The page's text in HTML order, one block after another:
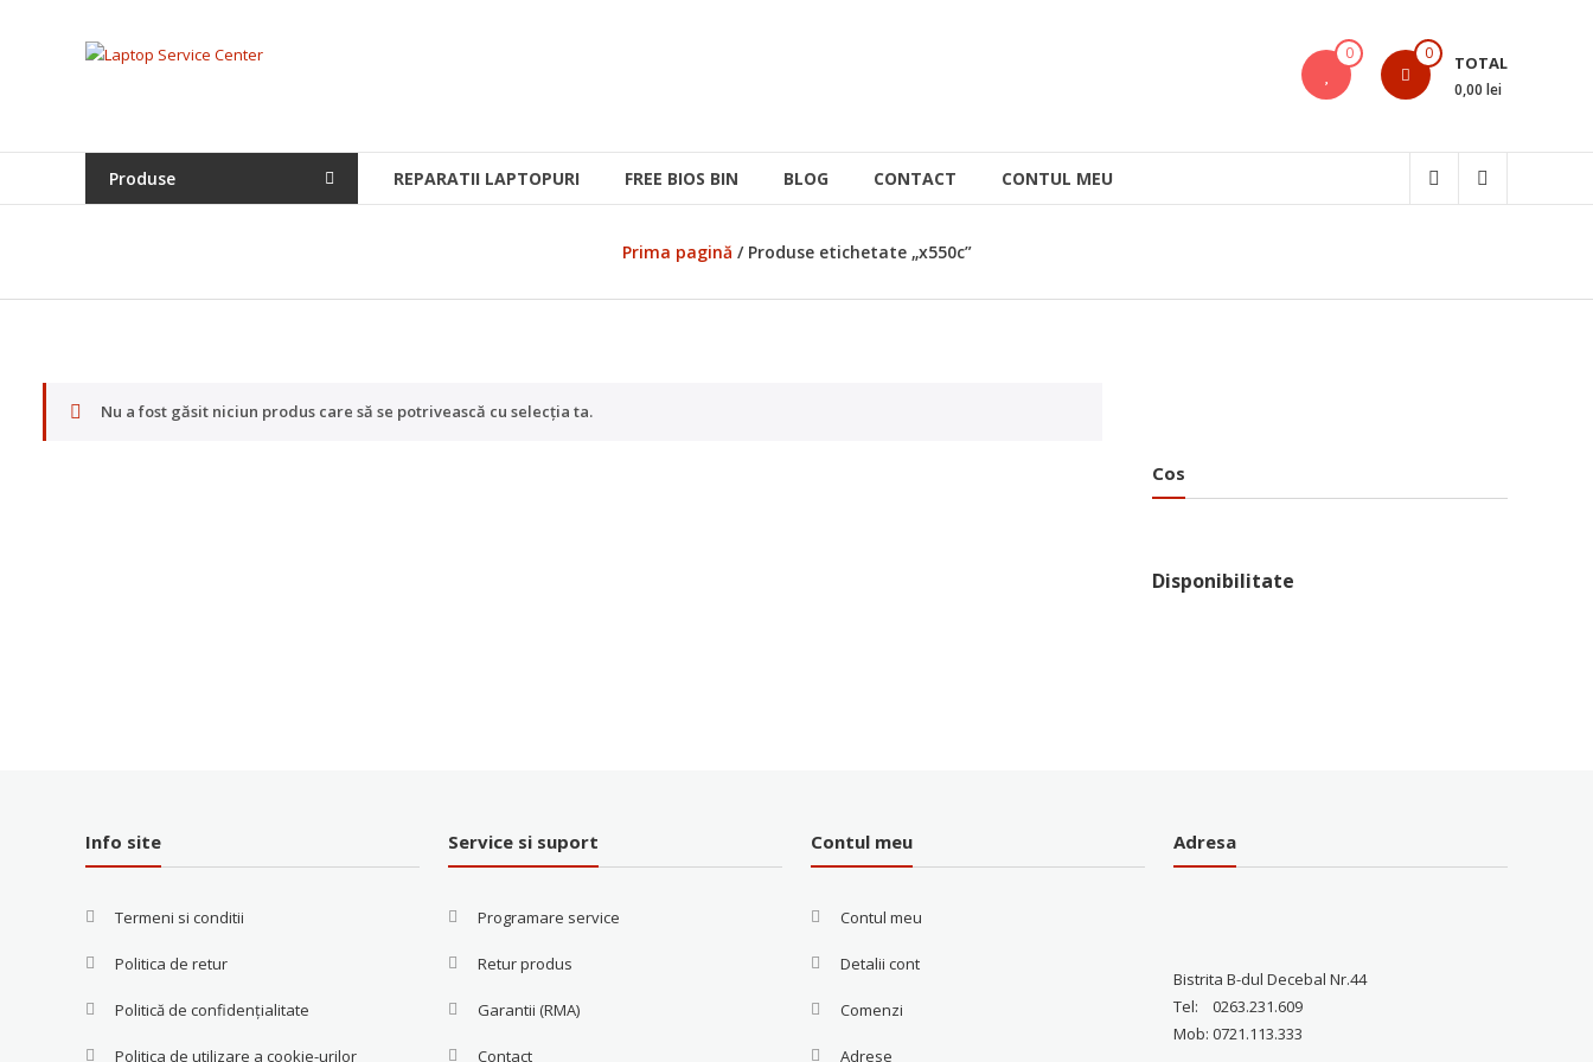
Laptop
Center
Bistrita,
Service
Laptopuri,
Macbook-
0 0 TOTAL
0,00 lei
Produse REPARATII LAPTOPURI FREE BIOS BIN BLOG CONTACT CONTUL MEU
Prima pagină / Produse etichetate „x550c”
Nu a fost găsit niciun produs care să se potrivească cu selecția ta.
Cos
Disponibilitate
Info site
Termeni si conditii
Politica de retur
Politică de confidențialitate
Politica de utilizare a cookie-urilor
Service si suport
Programare service
Retur produs
Garantii (RMA)
Contact
Contul meu
Contul meu
Detalii cont
Comenzi
Adrese
Adresa
Bistrita B-dul Decebal Nr.44
Tel: 0263.231.609
Mob: 0721.113.333